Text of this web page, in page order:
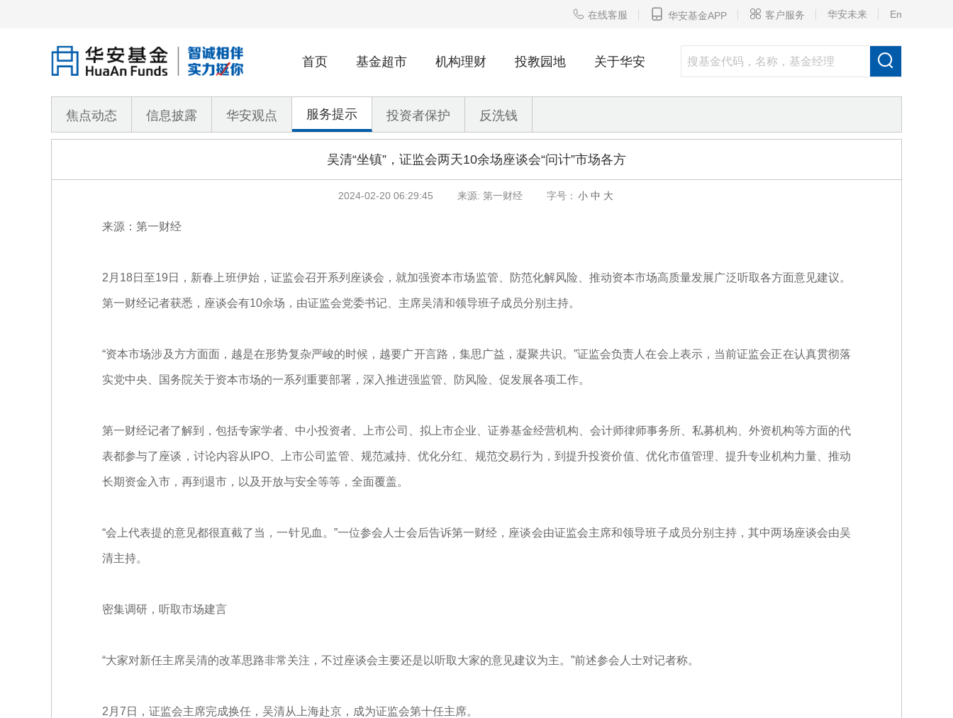
 在线客服  华安基金APP  客户服务 华安未来 En

首页 基金超市 机构理财 投教园地 关于华安
焦点动态 信息披露 华安观点 服务提示 投资者保护 反洗钱
吴清“坐镇”，证监会两天10余场座谈会“问计”市场各方
2024-02-20 06:29:45 来源: 第一财经 字号： 小 中 大
来源：第一财经
2月18日至19日，新春上班伊始，证监会召开系列座谈会，就加强资本市场监管、防范化解风险、推动资本市场高质量发展广泛听取各方面意见建议。
第一财经记者获悉，座谈会有10余场，由证监会党委书记、主席吴清和领导班子成员分别主持。
“资本市场涉及方方面面，越是在形势复杂严峻的时候，越要广开言路，集思广益，凝聚共识。”证监会负责人在会上表示，当前证监会正在认真贯彻落
实党中央、国务院关于资本市场的一系列重要部署，深入推进强监管、防风险、促发展各项工作。
第一财经记者了解到，包括专家学者、中小投资者、上市公司、拟上市企业、证券基金经营机构、会计师律师事务所、私募机构、外资机构等方面的代
表都参与了座谈，讨论内容从IPO、上市公司监管、规范减持、优化分红、规范交易行为，到提升投资价值、优化市值管理、提升专业机构力量、推动
长期资金入市，再到退市，以及开放与安全等等，全面覆盖。
“会上代表提的意见都很直截了当，一针见血。”一位参会人士会后告诉第一财经，座谈会由证监会主席和领导班子成员分别主持，其中两场座谈会由吴
清主持。
密集调研，听取市场建言
“大家对新任主席吴清的改革思路非常关注，不过座谈会主要还是以听取大家的意见建议为主。”前述参会人士对记者称。
2月7日，证监会主席完成换任，吴清从上海赴京，成为证监会第十任主席。